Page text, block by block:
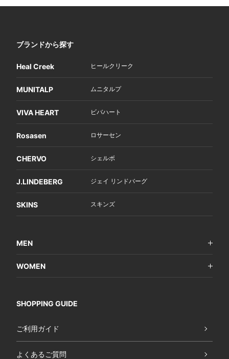
ブランドから探す
Heal Creek ヒールクリーク
MUNITALP ムニタルプ
VIVA HEART ビバハート
Rosasen ロサーセン
CHERVO シェルボ
J.LINDEBERG ジェイ リンドバーグ
SKINS スキンズ
MEN
WOMEN
SHOPPING GUIDE
ご利用ガイド
よくあるご質問